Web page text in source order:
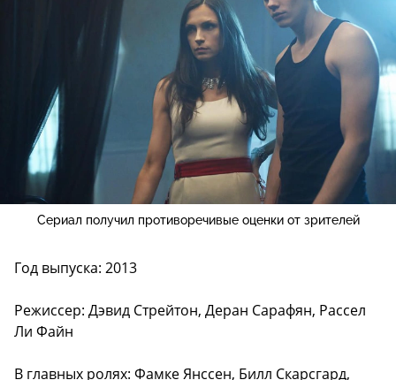
Сериал получил противоречивые оценки от зрителей
Год выпуска: 2013
Режиссер: Дэвид Стрейтон, Деран Сарафян, Рассел
Ли Файн
В главных ролях: Фамке Янссен, Билл Скарсгард,